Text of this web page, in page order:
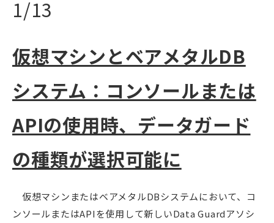
1/13
仮想マシンとベアメタルDB
システム：コンソールまたは
APIの使用時、データガード
の種類が選択可能に
仮想マシンまたはベアメタルDBシステムにおいて、コ
ンソールまたはAPIを使用して新しいData Guardアソシ